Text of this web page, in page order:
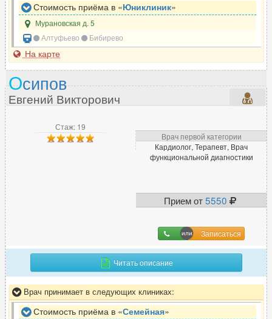
Стоимость приёма в «Юниклиник»
Мурановская д. 5
Алтуфьево
Бибирево
На карте
Стаж: 19
Врач первой категории
Кардиолог, Терапевт, Врач
функциональной диагностики
Прием от5550
Записаться
Осипов
Евгений Викторович
Читать описание
Врач принимает в следующих клиниках:
Стоимость приёма в «Семейная»